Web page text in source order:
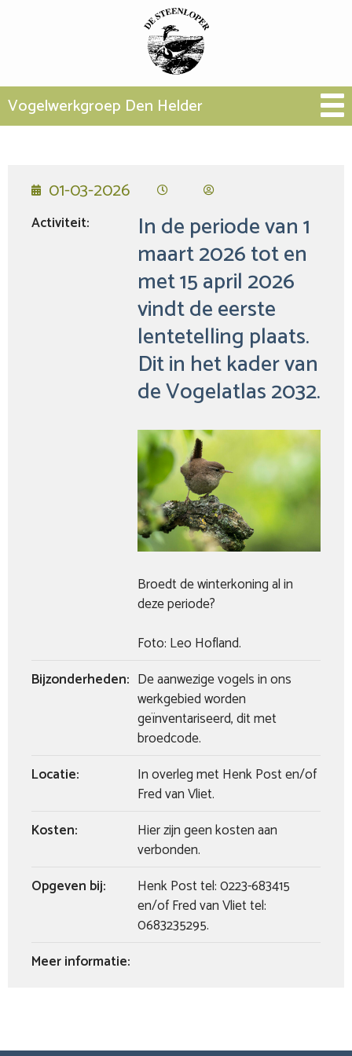
Vogelwerkgroep Den Helder
01-03-2026
Activiteit: In de periode van 1
maart 2026 tot en
met 15 april 2026
vindt de eerste
lentetelling plaats.
Dit in het kader van
de Vogelatlas 2032.
Broedt de winterkoning al in
deze periode?
Foto: Leo Hofland.
Bijzonderheden: De aanwezige vogels in ons
werkgebied worden
geïnventariseerd, dit met
broedcode.
Locatie:
In overleg met Henk Post en/of
Fred van Vliet.
Kosten:
Hier zijn geen kosten aan
verbonden.
Opgeven bij:
Henk Post tel: 0223-683415
en/of Fred van Vliet tel:
0683235295.
Meer informatie: